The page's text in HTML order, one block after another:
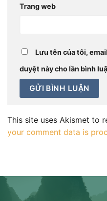
Trang web
Lưu tên của tôi,
duyệt này cho lần bình
This site uses Akismet to
your comment data is